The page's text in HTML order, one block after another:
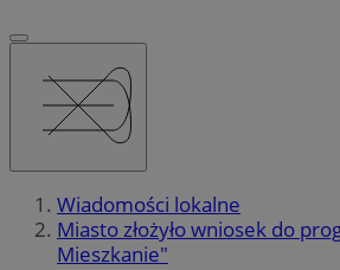
Wiadomości lokalne
Miasto złożyło wniosek do
Mieszkanie"